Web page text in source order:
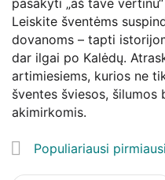
pasakyti „aš tave
Leiskite šventėms
dovanoms – tapti
dar ilgai po Kalėdų.
artimiesiems, kurios ne
šventes šviesos, šilumos
akimirkomis.
Populiariausi